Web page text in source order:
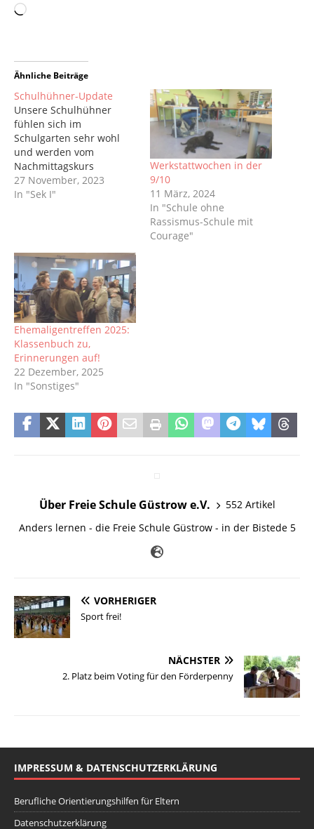
Ähnliche Beiträge
Schulhühner-Update
Unsere Schulhühner
fühlen sich im
Schulgarten sehr wohl
und werden vom
Nachmittagskurs
"Schulbauernhof" täglich
mit Futter, Wasser und
in Kita und Schule zur
Namenswahl unserer
Hühnchen. Emmi, Leni
und Paula erstellten in
den letzten Wochen ein
kleines Erklärvideo zur
Pflege der Tiere.…
27 November, 2023
In "Sek I"
Werkstattwochen in der
9/10
11 März, 2024
In "Schule ohne
Rassismus-Schule mit
Courage"
Ehemaligentreffen 2025:
Klassenbuch zu,
Erinnerungen auf!
22 Dezember, 2025
In "Sonstiges"
Über Freie Schule Güstrow e.V.
552 Artikel
Anders lernen - die Freie Schule Güstrow - in der Bistede 5
VORHERIGER
Sport frei!
NÄCHSTER
2. Platz beim Voting für den Förderpenny
IMPRESSUM & DATENSCHUTZERKLÄRUNG
Berufliche Orientierungshilfen für Eltern
Datenschutzerklärung